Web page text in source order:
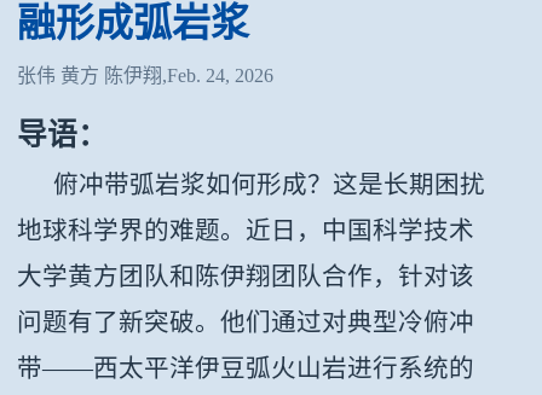
融形成弧岩浆
张伟 黄方 陈伊翔,Feb. 24, 2026
导语：
俯冲带弧岩浆如何形成？这是长期困扰
地球科学界的难题。近日，中国科学技术
大学黄方团队和陈伊翔团队合作，针对该
问题有了新突破。他们通过对典型冷俯冲
带——西太平洋伊豆弧火山岩进行系统的